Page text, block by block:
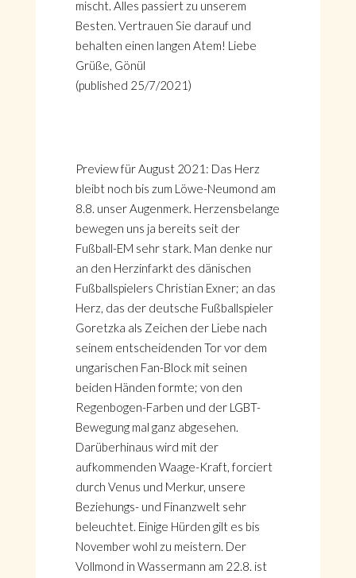
mischt. Alles passiert zu unserem
Besten. Vertrauen Sie darauf und
behalten einen langen Atem! Liebe
Grüße, Gönül
(published 25/7/2021)
Preview für August 2021: Das Herz
bleibt noch bis zum Löwe-Neumond am
8.8. unser Augenmerk. Herzensbelange
bewegen uns ja bereits seit der
Fußball-EM sehr stark. Man denke nur
an den Herzinfarkt des dänischen
Fußballspielers Christian Exner; an das
Herz, das der deutsche Fußballspieler
Goretzka als Zeichen der Liebe nach
seinem entscheidenden Tor vor dem
ungarischen Fan-Block mit seinen
beiden Händen formte; von den
Regenbogen-Farben und der LGBT-
Bewegung mal ganz abgesehen.
Darüberhinaus wird mit der
aufkommenden Waage-Kraft, forciert
durch Venus und Merkur, unsere
Beziehungs- und Finanzwelt sehr
beleuchtet. Einige Hürden gilt es bis
November wohl zu meistern. Der
Vollmond in Wassermann am 22.8. ist